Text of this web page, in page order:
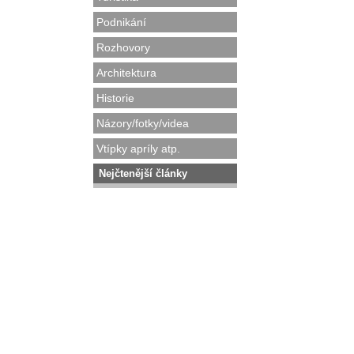
Podnikání
Rozhovory
Architektura
Historie
Názory/fotky/videa
Vtípky apríly atp.
Nejčtenější články